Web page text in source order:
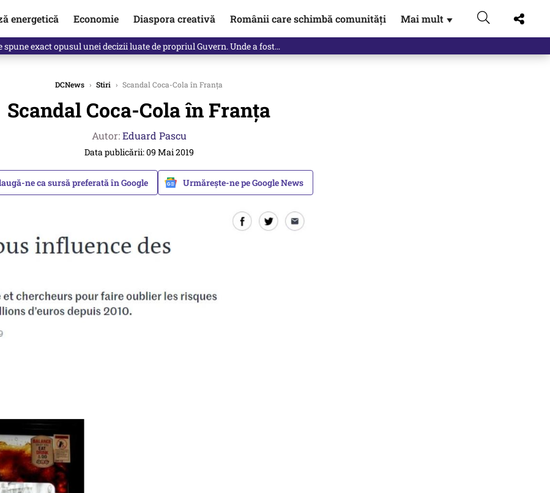
energetică Economie Diaspora creativă Românii care schimbă comunități Mai mult ▼
dezvăluite de o colegă. Povestea pilotului militar dincolo de…
DCNews › Stiri › Scandal Coca-Cola în Franța
Scandal Coca-Cola în Franța
Autor:Eduard Pascu
Data publicării: 09 Mai 2019
ne ca sursă preferată în Google Urmărește-ne pe Google News